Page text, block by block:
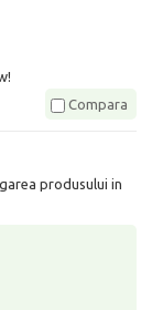
Compara
produsului in